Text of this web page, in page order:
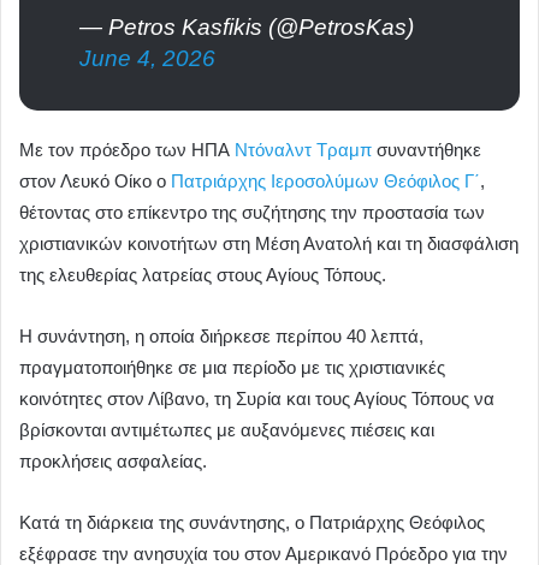
— Petros Kasfikis (@PetrosKas)
June 4, 2026
Με τον πρόεδρο των ΗΠΑ Ντόναλντ Τραμπ συναντήθηκε
στον Λευκό Οίκο ο Πατριάρχης Ιεροσολύμων Θεόφιλος Γ΄,
θέτοντας στο επίκεντρο της συζήτησης την προστασία των
χριστιανικών κοινοτήτων στη Μέση Ανατολή και τη διασφάλιση
της ελευθερίας λατρείας στους Αγίους Τόπους.
Η συνάντηση, η οποία διήρκεσε περίπου 40 λεπτά,
πραγματοποιήθηκε σε μια περίοδο με τις χριστιανικές
κοινότητες στον Λίβανο, τη Συρία και τους Αγίους Τόπους να
βρίσκονται αντιμέτωπες με αυξανόμενες πιέσεις και
προκλήσεις ασφαλείας.
Κατά τη διάρκεια της συνάντησης, ο Πατριάρχης Θεόφιλος
εξέφρασε την ανησυχία του στον Αμερικανό Πρόεδρο για την